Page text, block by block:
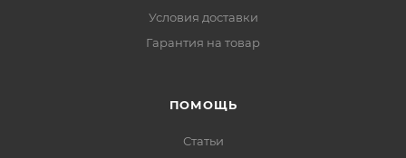
Условия доставки
Гарантия на товар
ПОМОЩЬ
Статьи